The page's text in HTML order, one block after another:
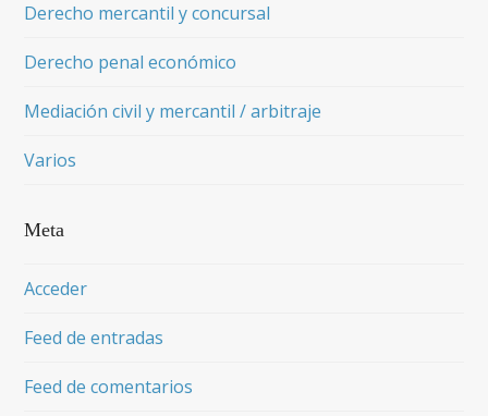
Derecho mercantil y concursal
Derecho penal económico
Mediación civil y mercantil / arbitraje
Varios
Meta
Acceder
Feed de entradas
Feed de comentarios